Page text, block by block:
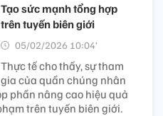
Tạo sức mạnh tổng hợp
trên tuyến biên giới
05/02/2026 10:04’
Thực tế cho thấy, sự tham
gia của quần chúng nhân
phần nâng cao hiệu quả
trên tuyến biên giới.